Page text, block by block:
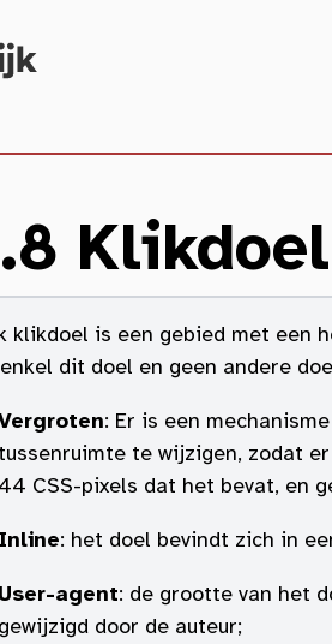
klikdoel is een gebied met een
dit doel en geen andere
: Er is een
tussenruimte te wijzigen, zodat
44 CSS-pixels dat het bevat, en
Inline: het doel bevindt zich in
User-agent: de grootte van het
gewijzigd door de auteur;